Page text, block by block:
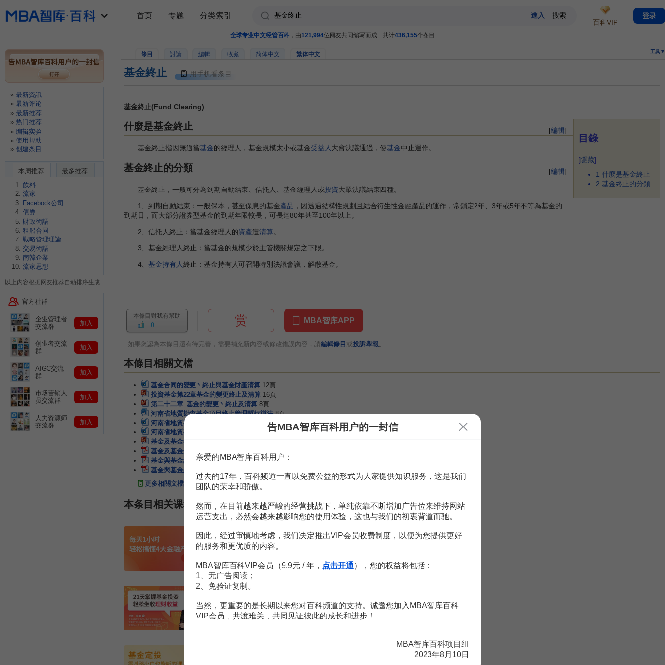
全球专业中文经管百科 ，由121,994位网友共同编写而成，共计436,155个条目
條目 討論 編輯 收藏 简体中文 繁体中文 工具▼
基金終止 用手机看条目
基金終止(Fund Clearing)
目錄
[隱藏]
1 什麼是基金終止
2 基金終止的分類
[編輯]
什麼是基金終止
基金終止指因無適當基金的經理人，基金規模太小或基金受益人大會決議通過，使基金中止運作。
[編輯]
基金終止的分類
基金終止，一般可分為到期自動結束、信托人、基金經理人或投資大眾決議結束四種。
1、到期自動結束：一般保本，甚至保息的基金產品 ，因透過結構性規劃且結合衍生性金融產品的運作，常鎖定2年、3年或5年不等為基金的
到期日，而大部分證券型基金的到期年限較長，可長達80年甚至100年以上。
2、信托人終止：當基金經理人的資產遭清算。
3、基金經理人終止：當基金的規模少於主管機關規定之下限。
4、 基金持有人 終止：基金持有人可召開特別決議會議，解散基金。
本條目對我有幫助
0 赏 MBA智库APP
如果您認為本條目還有待完善，需要補充新內容或修改錯誤內容，請編輯條目 或投訴舉報 。
本條目相關文檔
基金合同的變更丶終止與基金財產清算 12頁
投資基金第22章基金的變更終止及清算 16頁
第二十二章_基金的變更丶終止及清算 8頁
河南省地質勘查基金項目終止管理暫行辦法 8頁
河南省地質勘查基金項目終止管理暫行辦法 8頁
河南省地質勘查基金項目終止管理暫行辦法 8頁
基金及基金銷售
基金及基金銷售
33頁
基金與基金組合投資 6頁
基金與基金組合投資
更多相關文檔
本条目相关课程
理财经理必修课：每天1小时，轻松搞懂4大金融产品
李垚
¥99
21天掌握基金投资，轻松坐收理财收益
李颖
首页 专题 分类索引
百科VIP
登录
最新資訊
最新评论
最新推荐
热门推荐
编辑实验
使用帮助
创建条目
本周推荐
最多推荐
飲料
流家
Facebook公司
債券
財政術語
租船合同
戰略管理理論
交易術語
南韓企業
流家思想
以上内容根据网友推荐自动排序生成
官方社群
企业管理者
交流群
加入
创业者交流
群
加入
AIGC交流
群
加入
市场营销人
员交流群
加入
人力资源师
交流群
加入 告MBA智库百科用户的一封信
亲爱的MBA智库百科用户：
过去的17年，百科频道一直以免费公益的形式为大家提供知识服务，这是我们
团队的荣幸和骄傲。
然而，在目前越来越严峻的经营挑战下，单纯依靠不断增加广告位来维持网站
运营支出，必然会越来越影响您的使用体验，这也与我们的初衷背道而驰。
因此，经过审慎地考虑，我们决定推出VIP会员收费制度，以便为您提供更好
的服务和更优质的内容。
MBA智库百科VIP会员（9.9元 / 年， 点击开通），您的权益将包括：
1、无广告阅读；
2、免验证复制。
当然，更重要的是长期以来您对百科频道的支持。诚邀您加入MBA智库百科
VIP会员，共渡难关，共同见证彼此的成长和进步！
MBA智库百科项目组
2023年8月10日